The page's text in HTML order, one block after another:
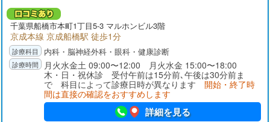
千葉県船橋市本町1丁目5-3 マルホンビル3階
京成本線 京成船橋駅 徒歩1分
内科・脳神経外科・眼科・健康診断
月火水金土 09:00〜12:00 月火水金 15:00〜18:00
木・日・祝休診 受付午前は15分前､午後は30分前ま
で 科目によって診療日時が異なります 開始・終了時
間は直接の確認をおすすめします
詳細を見る